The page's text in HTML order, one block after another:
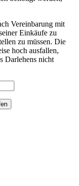
Vereinbarung mit
Einkäufe zu
zu müssen. Die
hoch ausfallen,
Darlehens nicht